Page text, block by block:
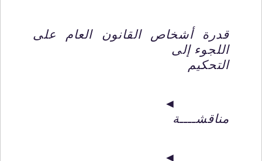
قدرة أشخاص القانون العام على
اللجوء إلى
التحكيم
◄
مناقشــــة
◄